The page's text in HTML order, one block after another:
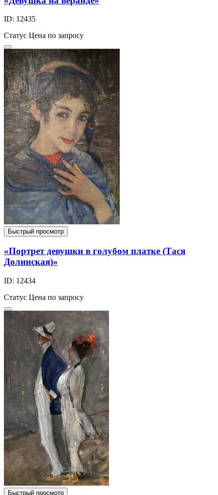
ID: 12435
Статус Цена по запросу
Быстрый просмотр
«Портрет девушки в голубом платке (Тася
Долинская)»
ID: 12434
Статус Цена по запросу
Быстрый просмотр